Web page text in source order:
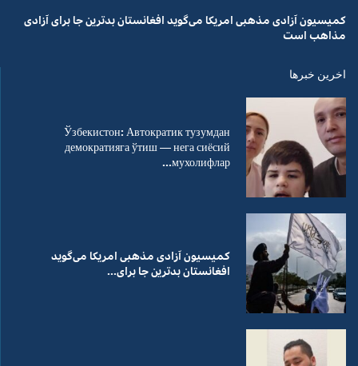
کمیسیون آزادی مذهبی امریکا می‌گوید افغانستان بدترین جا برای آزادی
مذاهب است
اخرین خبرها
Ўзбекистон: Автократик тузумдан
демократияга ўтиш — нега сиёсий
мухолифлар...
کمیسیون آزادی مذهبی امریکا می‌گوید
افغانستان بدترین جا برای...